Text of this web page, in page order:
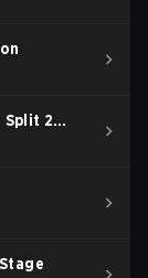
Split 2